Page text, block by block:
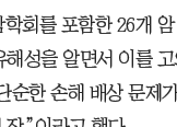
회를 포함한 26개
성을 알면서 이를
순한 손해 배상 문제